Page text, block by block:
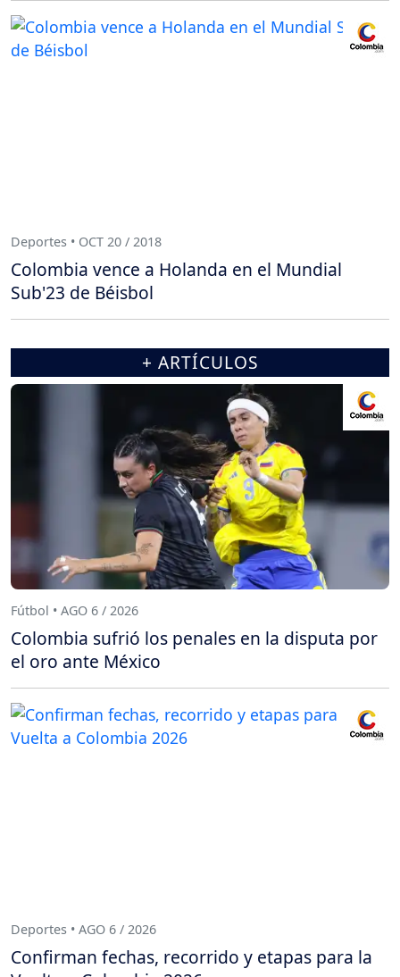
Deportes • OCT 20 / 2018
Colombia vence a Holanda en el Mundial
Sub'23 de Béisbol
+ ARTÍCULOS
Fútbol • AGO 6 / 2026
Colombia sufrió los penales en la disputa por
el oro ante México
Deportes • AGO 6 / 2026
Confirman fechas, recorrido y etapas para la